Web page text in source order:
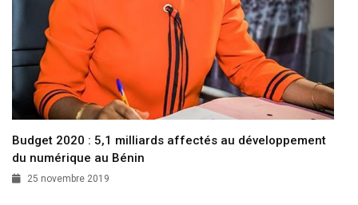
Budget 2020 : 5,1 milliards affectés au développement
du numérique au Bénin
25 novembre 2019